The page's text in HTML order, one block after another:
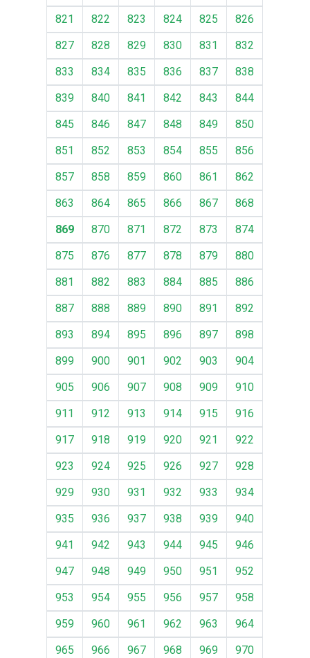
821 822 823 824 825
826
827
828 829 830 831
832
833
834 835 836 837
838
839
840 841 842 843
844
845
846 847 848 849
850
851
852 853 854 855
856
857
858 859 860 861
862
863
864 865 866 867
868
869
870 871 872 873
874
875
876 877 878 879
880
881
882 883 884 885
886
887
888 889 890 891
892
893
894 895 896 897
898
899
900 901 902 903
904
905
906 907 908 909
910
911
912 913 914 915
916
917
918 919 920 921
922
923
924 925 926 927
928
929
930 931 932 933
934
935
936 937 938 939
940
941
942 943 944 945
946
947
948 949 950 951
952
953
954 955 956 957
958
959
960 961 962 963
964
965
966 967 968 969
970